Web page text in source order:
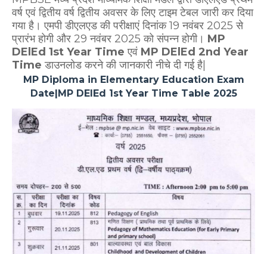
वर्ष एवं द्वितीय वर्ष द्वितीय अवसर के लिए टाइम टेबल जारी कर दिया
गया है। एमपी डीएलएड की परीक्षाएं दिनांक 19 नवंबर 2025 से
प्रारंभ होगी और 29 नवंबर 2025 को संपन्न होगी। MP
DElEd 1st Year Time एवं MP DElEd 2nd Year
Time डाउनलोड करने की जानकारी नीचे दी गई है|
MP Diploma in Elementary Education Exam
Date|MP DElEd 1st Year Time Table 2025